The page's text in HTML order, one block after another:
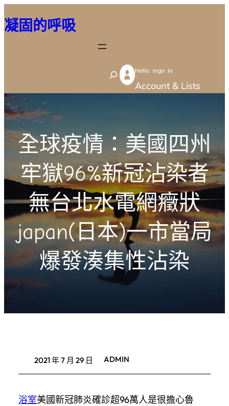
至
容
凝固的呼吸
S
e
Hello sign in
Account & Lists
全球疫情：美國四州
牢獄96%新冠沾染者
無台北水電網癥狀
japan(日本)一市當局
爆發湊集性沾染
2021 年 7 月 29 日 ADMIN
浴室美國新冠肺炎確診超96萬人是很擔心魯